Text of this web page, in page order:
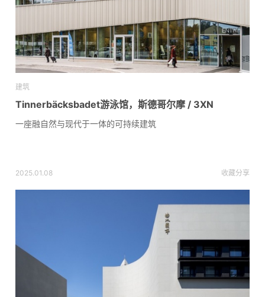
建筑
Tinnerbäcksbadet游泳馆，斯德哥尔摩 / 3XN
一座融自然与现代于一体的可持续建筑
2025.01.08 收藏分享